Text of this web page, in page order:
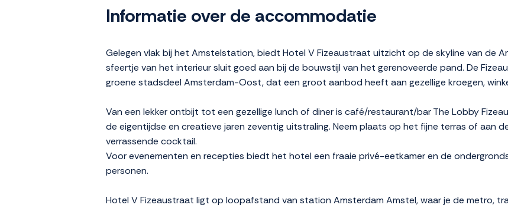
Informatie over de accommodatie
Gelegen vlak bij het Amstelstation, biedt Hotel V Fizeaustraat uitzicht op de skyline van de
sfeertje van het interieur sluit goed aan bij de bouwstijl van het gerenoveerde pand. De
groene stadsdeel Amsterdam-Oost, dat een groot aanbod heeft aan gezellige kroegen,
Van een lekker ontbijt tot een gezellige lunch of diner is café/restaurant/bar The Lobby
de eigentijdse en creatieve jaren zeventig uitstraling. Neem plaats op het fijne terras of aan
verrassende cocktail.
Voor evenementen en recepties biedt het hotel een fraaie privé-eetkamer en de
personen.
Hotel V Fizeaustraat ligt op loopafstand van station Amsterdam Amstel, waar je de metro,